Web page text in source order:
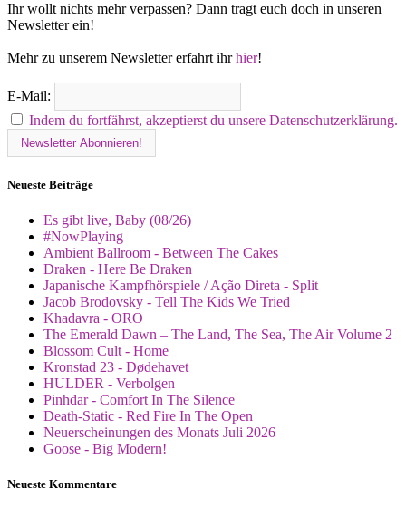
Ihr wollt nichts mehr verpassen? Dann tragt euch doch in unseren
Newsletter ein!
Mehr zu unserem Newsletter erfahrt ihrhier!
E-Mail:
Indem du fortfährst, akzeptierst du unsere Datenschutzerklärung.
Neueste Beiträge
Es gibt live, Baby (08/26)
#NowPlaying
Ambient Ballroom - Between The Cakes
Draken - Here Be Draken
Japanische Kampfhörspiele / Ação Direta - Split
Jacob Brodovsky - Tell The Kids We Tried
Khadavra - ORO
The Emerald Dawn – The Land, The Sea, The Air Volume 2
Blossom Cult - Home
Kronstad 23 - Dødehavet
HULDER - Verbolgen
Pinhdar - Comfort In The Silence
Death-Static - Red Fire In The Open
Neuerscheinungen des Monats Juli 2026
Goose - Big Modern!
Neueste Kommentare